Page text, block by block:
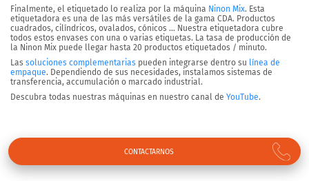
Finalmente, el etiquetado lo realiza por la máquina Ninon Mix. Esta
etiquetadora es una de las más versátiles de la gama CDA. Productos
cuadrados, cilíndricos, ovalados, cónicos … Nuestra etiquetadora cubre
todos estos envases con una o varias etiquetas. La tasa de producción de
la Ninon Mix puede llegar hasta 20 productos etiquetados / minuto.
Las soluciones complementarias pueden integrarse dentro su línea de
empaque. Dependiendo de sus necesidades, instalamos sistemas de
transferencia, accumulación o marcado industrial.
Descubra todas nuestras máquinas en nuestro canal de YouTube.
CONTACTARNOS